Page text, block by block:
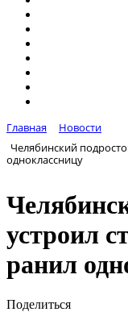
Главная
Новости
Челябинский
одноклассницу
устроил
ранил
Поделиться